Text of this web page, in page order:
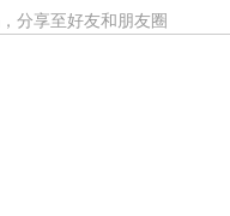
分享至好友和朋友圈